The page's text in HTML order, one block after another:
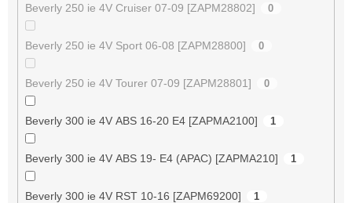
Beverly 250 ie 4V Cruiser 07-09 [ZAPM28802] 0
Beverly 250 ie 4V Sport 06-08 [ZAPM28800] 0
Beverly 250 ie 4V Tourer 07-09 [ZAPM28801] 0
Beverly 300 ie 4V ABS 16-20 E4 [ZAPMA2100] 1
Beverly 300 ie 4V ABS 19- E4 (APAC) [ZAPMA210] 1
Beverly 300 ie 4V RST 10-16 [ZAPM69200] 1